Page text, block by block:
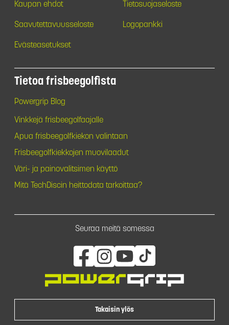
Kaupan ehdot Tietosuojaseloste
Saavutettavuusseloste Logopankki
Evästeasetukset
Tietoa frisbeegolfista
Powergrip Blog
Vinkkejä frisbeegolfaajalle
Apua frisbeegolfkiekon valintaan
Frisbeegolfkiekkojen muovilaadut
Väri- ja painovalitsimen käyttö
Mitä TechDiscin heittodata tarkoittaa?
Seuraa meitä somessa
Takaisin ylös